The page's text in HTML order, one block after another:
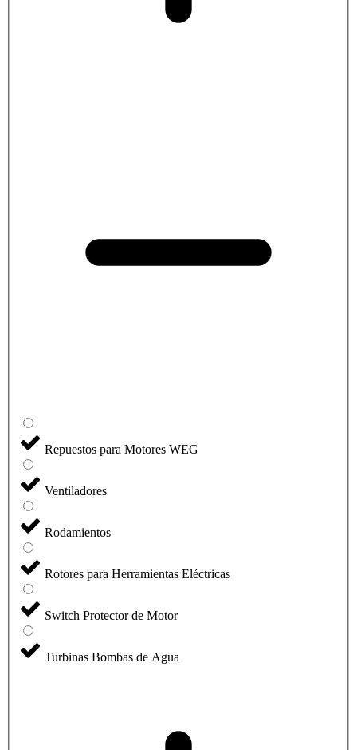
Repuestos para Motores WEG
Ventiladores
Rodamientos
Rotores para Herramientas Eléctricas
Switch Protector de Motor
Turbinas Bombas de Agua